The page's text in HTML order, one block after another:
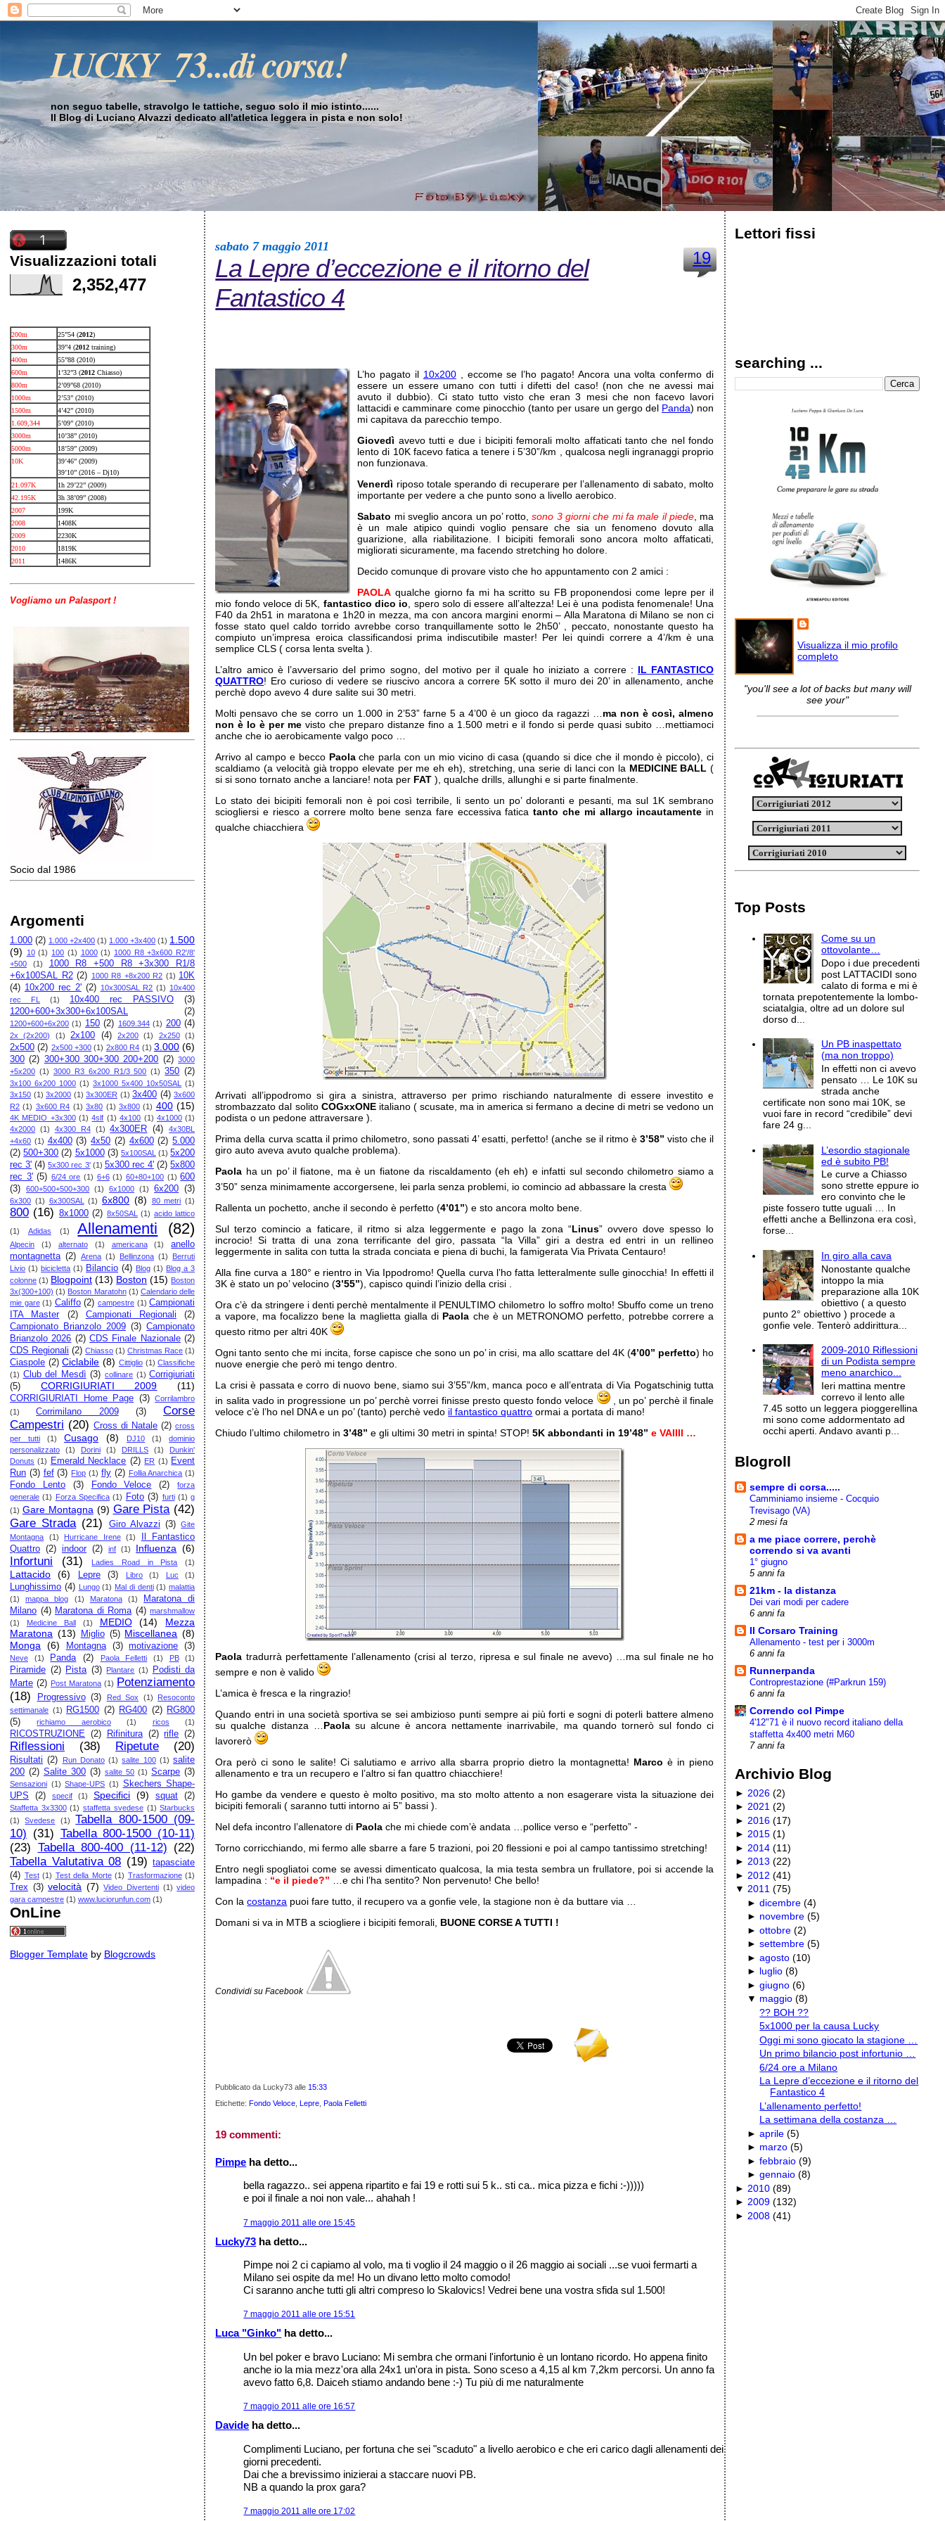
LUCKY_73...di corsa!
non seguo tabelle, stravolgo le tattiche, seguo solo il mio istinto......
Il Blog di Luciano Alvazzi dedicato all'atletica leggera in pista e non solo!
Visualizzazioni totali
2,352,477
200m 25”54 (2012)
300m
39”4 (2012 training)
400m
55”88 (2010)
600m
1’32”3 (2012 Chiasso)
800m
2’09”68 (2010)
1000m
2’53” (2010)
1500m
4’42” (2010)
1.609,344
5’09” (2010)
3000m
10’38” (2010)
5000m
18’59” (2009)
10K
39’46” (2009)
39’10” (2016 – Dj10)
21.097K
1h 29’22” (2009)
42.195K
3h 38’09” (2008)
2007
199K
2008
1408K
2009
2230K
2010
1819K
2011
1486K
Vogliamo un Palasport !
Socio dal 1986
Argomenti
1.000 (2) 1.000 +2x400 (1) 1.000 +3x400 (1) 1.500
(9)
10 (1) 100 (1) 1000 (1) 1000 R8 +3x600 R2'/8'
+500
(1)
1000 R8 +500 R8 +3x300 R1/8
+6x100SAL R2 (2) 1000 R8 +8x200 R2 (1) 10K
(4) 10x200 rec 2' (2) 10x300SAL R2 (1) 10x400
rec FL
(1) 10x400 rec PASSIVO
(3)
1200+600+3x300+6x100SAL
(2)
1200+600+6x200 (1) 150 (2) 1609.344 (1) 200 (4)
2x (2x200) (1) 2x100 (4) 2x200 (1) 2x250 (1)
2x500 (2) 2x500 +300 (1) 2x800 R4 (1) 3.000 (6)
300 (2) 300+300 300+300 200+200 (2) 3000
+5x200 (1) 3000 R3 6x200 R1/3 500 (1) 350 (2)
3x100 6x200 1000 (1) 3x1000 5x400 10x50SAL
(1)
3x150 (1) 3x2000 (1) 3x300ER (1) 3x400 (4) 3x600
R2 (1) 3x600 R4 (1) 3x80 (1) 3x800 (1) 400 (15)
4K MEDIO +3x300 (1) 4slf (1) 4x100 (1) 4x1000 (1)
4x2000 (1) 4x300 R4 (1) 4x300ER (4)
4x30BL
+4x60 (1) 4x400 (3) 4x50 (2) 4x600 (2) 5.000
(2) 500+300 (2) 5x1000 (3) 5x100SAL (1) 5x200
rec 3' (4) 5x300 rec 3' (1) 5x300 rec 4' (2) 5x800
rec 3' (5) 6/24 ore (1) 6+6 (1) 60+80+100 (1) 600
(3)
600+500+500+300 (1) 6x1000 (1) 6x200 (3)
6x300 (1) 6x300SAL (1) 6x800 (8) 80 metri (1)
800 (16) 8x1000 (2) 8x50SAL (1) acido lattico
(1) Adidas (1) Allenamenti (82)
Alpecin (1) alternato (1) americana (1)
anello
montagnetta (2) Arena (1) Bellinzona (1)
Berruti
Livio (1) bicicletta (1) Bilancio (4) Blog (1) Blog a 3
colonne (1) Blogpoint (13) Boston (15) Boston
3x(300+100) (1) Boston Maratohn (1) Calendario delle
mie gare (1) Califfo (2) campestre (1) Campionati
ITA Master
(2) Campionati Regionali
(2)
Campionato Brianzolo 2009 (3) Campionato
Brianzolo 2026 (2) CDS Finale Nazionale (2)
CDS Regionali (2) Chiasso (1) Christmas Race (1)
Ciaspole (2) Ciclabile (8) Cittiglio (1) Classifiche
(1) Club del Mesdì (3) collinare (1) Corrigiuriati
(5)
CORRIGIURIATI 2009 (11)
CORRIGIURIATI Home Page (3)
Corrilambro
(1)
Corrimilano 2009 (3)
Corse
Campestri (20) Cross di Natale (2) cross
per tutti
(1) Cusago (8) DJ10 (1)
dominio
personalizzato
(1) Dorini (1) DRILLS (1)
Dunkin'
Donuts (1) Emerald Necklace (2) ER (1) Event
Run (3) fef (3) Flop (1) fly (2) Follia Anarchica (1)
Fondo Lento (3) Fondo Veloce (2)
forza
generale (1) Forza Specifica (1) Foto (3) furti (1) g
(1) Gare Montagna (9) Gare Pista (42)
Gare Strada (21) Giro Alvazzi (3)
Gite
Montagna
(1) Hurricane Irene (1)
Il Fantastico
Quattro (2) indoor (2) inf (1) Influenza (6)
Infortuni (31) Ladies Road in Pista (1)
Lattacido (6) Lepre (3) Libro (1) Luc (1)
Lunghissimo (4) Lungo (1) Mal di denti (1) malattia
(1)
mappa blog (1) Maratona (1)
Maratona di
Milano (4) Maratona di Roma (4) marshmallow
(1)
Medicine Ball (1) MEDIO (14)
Mezza
Maratona (13) Miglio (5) Miscellanea (8)
Monga
(6) Montagna (3) motivazione (3)
Neve (1) Panda (2) Paola Felletti (1) PB (1)
Piramide (2) Pista (3) Plantare (1)
Podisti da
Marte (2) Post Maratona (1) Potenziamento
(18)
Progressivo (3) Red Sox (1)
Resoconto
settimanale (1) RG1500 (2) RG400 (2) RG800
(5)
richiamo aerobico (1) ricos (1)
RICOSTRUZIONE (2) Rifinitura (2) rifle (2)
Riflessioni (38) Ripetute (20)
Risultati (2) Run Donato (1) salite 100 (1) salite
200 (2) Salite 300 (3) salite 50 (1) Scarpe (3)
Sensazioni (1) Shape-UPS (1) Skechers Shape-
UPS
(2) specif (1) Specifici (9) squat (2)
Staffetta 3x3300 (1) staffetta svedese (1) Starbucks
(1)
Svedese (1)
Tabella 800-1500 (09-
10) (31) Tabella 800-1500 (10-11)
(23) Tabella 800-400 (11-12) (22)
Tabella Valutativa 08 (19) tapasciate
(4) Test (1) Test della Morte (1) Trasformazione (1)
Trex (3) velocità (7) Video Divertenti (1) video
gara campestre (1) www.luciorunfun.com (1)
OnLine
Blogger Template by Blogcrowds
sabato 7 maggio 2011
19
La Lepre d’eccezione e il ritorno del
Fantastico 4
L’ho pagato il 10x200, eccome se l’ho pagato! Ancora una volta confermo di
essere un essere umano con tutti i difetti del caso! (non che ne avessi mai
avuto il dubbio). Ci stato tutto visto che eran 3 mesi che non facevo lavori
lattacidi e camminare come pinocchio (tanto per usare un gergo del Panda) non
mi capitava da parecchio tempo.
Giovedì avevo tutti e due i bicipiti femorali molto affaticati tanto che nel fondo
lento di 10K facevo fatica a tenere i 5’30”/km , qualcosa negli ingranaggi proprio
non funzionava.
Venerdì riposo totale sperando di recuperare per l’allenamento di sabato, molto
importante per vedere a che punto sono a livello aerobico.
Sabato mi sveglio ancora un po’ rotto,sono 3 giorni che mi fa male il piede, ma
è un male atipico quindi voglio pensare che sia un fenomeno dovuto alla
guarizione, alla riabilitazione. I bicipiti femorali sono ancora molto affaticati,
migliorati sicuramente, ma facendo stretching ho dolore.
Decido comunque di provare visto che ho appuntamento con 2 amici :
PAOLA qualche giorno fa mi ha scritto su FB proponendosi come lepre per il
mio fondo veloce di 5K, fantastico dico io , spero solo di essere all’altezza! Lei è una podista fenomenale! Una
F40 da 2h51 in maratona e 1h20 in mezza, ma con ancora margini enormi – Alla Maratona di Milano se non ci
fosse stato quel caldo torrido avrebbe corso tranquillamente sotto le 2h50’ , peccato, nonostante questo ha
compiuto un’impresa eroica classificandosi prima indiscutibile master! Per lei quindi correre a 4’/km è una
semplice CLS ( corsa lenta svelta ).
L’altro amico è l’avversario del primo sogno, del motivo per il quale ho iniziato a correre : IL FANTASTICO
QUATTRO! Ero curioso di vedere se riuscivo ancora a correre 5K sotto il muro dei 20’ in allenamento, anche
perchè dopo avevo 4 dure salite sui 30 metri.
Molti pensavo che se corro un 1.000 in 2’53” farne 5 a 4’00 è un gioco da ragazzi … ma non è così, almeno
non è lo è per me visto che preparo distanze fino a 1.500 metri e il fondo si perde quasi subito …mettiamoci
anche che io aerobicamente valgo poco …
Arrivo al campo e becco Paolache parla con un mio vicino di casa (quando si dice che il mondo è piccolo), ci
scaldiamo (a velocità già troppo elevate per me eh eh), stretching, una serie di lanci con la MEDICINE BALL (
si si sono tornato anche a lanciare! nota per FAT ), qualche drills, allunghi e si parte finalmente.
Lo stato dei bicipiti femorali non è poi così terribile, li sento un po’ doloranti e pesanti, ma sul 1K sembrano
sciogliersi e riesco a correre molto bene senza fare eccessiva faticatanto che mi allargo incautamente in
qualche chiacchiera
Arrivati all’ippodromo si gira a sinistra, attraverso per primo rischiando naturalmente di essere investito e
strombazzato dal solito COGxxONEitaliano ( scusate, ma in america si fermano a decine di metri se vedono un
podista o un pedone attraversare ).
Prima della curva scatta il primo chilometro, sono passati 4’ esatti, perfetto! (anche se il ritmo è 3’58” visto che il
giro auto aveva avuto qualche problema).
Paola ha un po’ il fiatone, ma è un fiatone da riscaldamento (eh eh) e infatti sul secondo chilometro siamo a
3’50” senza minimamente accorgersene, lei parla senza problemi, io comincio ad abbassare la cresta
Rallenta un pochetto, anche il secondo è perfetto (4’01”) e sto ancora molto bene.
Sul terzo comincio a faticare, il ritmo si alza leggermente e pago la zona “Linus” ovvero dove spesso lo
incrocio! Si tratta di una zona terrificante del giro, passata “la Villa” giri a destra ed entri in un rellineo
leggermente in salita con tutta la strada conciata e piena di buchi, la famigerata Via Privata Centauro!
Alla fine curva a 180° e rientro in Via Ippodromo! Quella curva l’ho fatta letteralmente sulle ginocchia! In effetti il
3K è stato un po’ velocino (3’55”), capisco quindi l’inizio della crisi .
Ora c’è da stringere i denti perchè mentalmente il PENULTIMO chilometro lo soffro molto! Sbuffo come un treno
a vapore, ma focalizzo bene la maglietta gialla di Paola che è un METRONOMO perfetto, potrebbe correre a
questo ritmo per altri 40K
Ogni tanto sento che mi incita, forse capisce che sono un po’ in crisi, ma allo scattare del 4K (4’00” perfetto) ho
nuove energie che però mi tengo dentro.
La crisi è passata e corro di nuovo bene, siamo sui 3’55”/km, manca poco e all’entrata di Via Pogatschinig tutta
in salita vado in progressione un po’ perchè vorrei finisse presto questo fondo veloce
, un po’ perchè il finale
veloce c’è l’ho nel DNA e un po’ (tanto) perchè vedo il fantastico quattro ormai a portata di mano!
Chiudo l’ultimo chilometro in3’48” e gli ultimi 30 metri in spinta! STOP!5K abbondanti in 19’48” e VAIIII …
Paola tradurrà perfettamente l’allenamento (crisi al terzo, ripresa e sul finale ne avevo) …ma sul finale ne ho
sempre e non è valido
L’amica è fresca e la ringrazio!
Quando entri in una società sportiva se sei ambizioso punti sempre ai più forti e sogni di poterli battere almeno
su qualche distanza … Paolasu alcune è ancora nettamente inarrivabile, ma quando tornerò sul fondo ci
lavorerò
Ora però ci sono le salite! Ci salutiamo e arrivo alla sbarra proprio dietro la montagnetta! Marco è in pieno
allenamento e tra un recupero e l’altro si fan quattro chiacchiere!
Ho gambe da vendere e questo è molto positivo, ma sto molto attento a non esagerare vista la situazione dei
bicipiti femorali ( saranno tutti intorno ai 5” bassi ).
Nel defa incontro l’allenatore di Paola che mi chiede com’è andata …pollice verso e “perfetto” -
Torno corricchiando, mi fermo alle sbarre a fare 5 trazioni, poi 20 flessioni e poi al campo tantissimo stretching!
Entro negli spogliatoi come se avessi dimenticato qualcosa, la mia testa sembra un frullatore, poi si accende la
lampadina : “e il piede?” …e chi l’ha sentito? Non pervenuto! Che bello!
Con lacostanza puoi fare tutto, il recupero va a gonfie vele, la stagione non è da buttare via …
Domani si va in MTB a sciogliere i bicipiti femorali, BUONE CORSE A TUTTI !
Condividi su Facebook
Pubblicato da Lucky73alle 15:33
Etichette: Fondo Veloce Lepre Paola Felletti
19 commenti:
Pimpe ha detto...
bella ragazzo.. sei appena ripartito e fai 19 e rotti sui 5 k.. sti ca.. mica pizza e fichi :-)))))
e poi il finale a noi non vale... ahahah !
7 maggio 2011 alle ore 15:45
Lucky73 ha detto...
Pimpe noi 2 ci capiamo al volo, ma ti voglio il 24 maggio o il 26 maggio ai sociali ...se vuoi fermarti a
Milano sei ospite da me! Ho un divano letto molto comodo!
Ci saranno anche tutti gli altri compreso lo Skalovics! Vedrei bene una vostra sfida sul 1.500!
7 maggio 2011 alle ore 15:51
Luca "Ginko" ha detto...
Un bel poker e bravo Luciano: Mi sembra che ormani l'infortunio è un lontano ricordo. Ho appena finito
anche io la mia mezz'ora alla 24x1 un'ora in pista. Sono sceso a 4,15 al km 7,2km percorsi. Un anno fa
avevo fatto 6,8. Daiceh stiamo andando bene :-) Tu più di me naturalmente
7 maggio 2011 alle ore 16:57
Davide ha detto...
Complimenti Luciano, per fortuna che sei "scaduto" a livello aerobico e che eri carico dagli allenamenti dei
giorni precedenti.
Dai che a brevissimo inizierai a staccare nuovi PB.
NB a quando la prox gara?
7 maggio 2011 alle ore 17:02
Lettori fissi
searching ...
Visualizza il mio profilo
completo
"you'll see a lot of backs but many will
see your"
Top Posts
Come su un
ottovolante…
Dopo i due precedenti
post LATTACIDI sono
calato di forma e mi è
tornata prepotentemente la lombo-
sciatalgia, oltre ad un dolore sul
dorso d...
Un PB inaspettato
(ma non troppo)
In effetti non ci avevo
pensato … Le 10K su
strada anche
certificate non sono mai 10K, se
vuoi fare in record “credibile” devi
fare 24 g...
L’esordio stagionale
ed è subito PB!
Le curve a Chiasso
sono strette eppure io
ero convinto che le
piste fossero tutte uguali … In
effetti anche a Bellinzona era così,
forse...
In giro alla cava
Nonostante qualche
intoppo la mia
preparazione alla 10K
obiettivo ( a questo
punto 2° obiettivo ) procede a
gonfie vele. Tenterò addirittura...
2009-2010 Riflessioni
di un Podista sempre
meno anarchico...
Ieri mattina mentre
correvo il lento alle
7.45 sotto un leggera pioggerellina
mi sono come addormentato ad
occhi aperti. Andavo avanti p...
Blogroll
sempre di corsa.....
Camminiamo insieme - Cocquio
Trevisago (VA)
2 mesi fa
a me piace correre, perchè
correndo si va avanti
1° giugno
5 anni fa
21km - la distanza
Dei vari modi per cadere
6 anni fa
Il Corsaro Training
Allenamento - test per i 3000m
6 anni fa
Runnerpanda
Controprestazione (#Parkrun 159)
6 anni fa
Correndo col Pimpe
4'12"71 è il nuovo record italiano della
staffetta 4x400 metri M60
7 anni fa
Archivio Blog
► 2026 (2)
►2021 (2)
► 2016 (17)
►2015 (1)
► 2014 (11)
►2013 (22)
► 2012 (41)
▼2011 (75)
►dicembre (4)
► novembre (5)
►ottobre (2)
►settembre (5)
►agosto (10)
► luglio (8)
►giugno (6)
▼ maggio (8)
?? BOH ??
5x1000 per la causa Lucky
Oggi mi sono giocato la stagione …
Un primo bilancio post infortunio …
6/24 ore a Milano
La Lepre d’eccezione e il ritorno del
Fantastico 4
L’allenamento perfetto!
La settimana della costanza …
►aprile (5)
► marzo (5)
►febbraio (9)
►gennaio (8)
► 2010 (89)
►2009 (132)
► 2008 (41)